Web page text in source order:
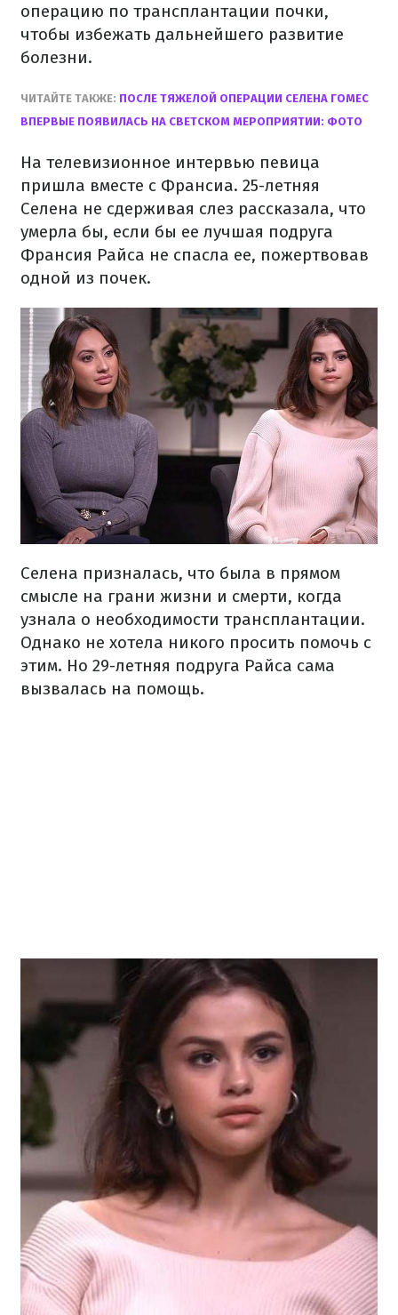
операцию по трансплантации почки,
чтобы избежать дальнейшего развитие
болезни.
ЧИТАЙТЕ ТАКЖЕ: ПОСЛЕ ТЯЖЕЛОЙ ОПЕРАЦИИ СЕЛЕНА ГОМЕС
ВПЕРВЫЕ ПОЯВИЛАСЬ НА СВЕТСКОМ МЕРОПРИЯТИИ: ФОТО
На телевизионное интервью певица
пришла вместе с Франсиа. 25-летняя
Селена не сдерживая слез рассказала, что
умерла бы, если бы ее лучшая подруга
Франсия Райса не спасла ее, пожертвовав
одной из почек.
Селена призналась, что была в прямом
смысле на грани жизни и смерти, когда
узнала о необходимости трансплантации.
Однако не хотела никого просить помочь с
этим. Но 29-летняя подруга Райса сама
вызвалась на помощь.